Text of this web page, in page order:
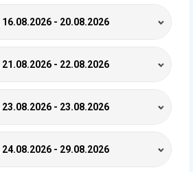
16.08.2026 - 20.08.2026
21.08.2026 - 22.08.2026
23.08.2026 - 23.08.2026
24.08.2026 - 29.08.2026